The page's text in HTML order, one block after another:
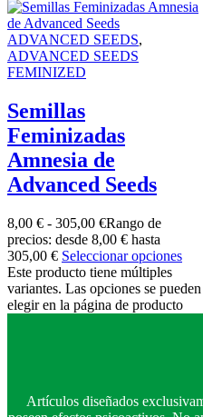
ADVANCED SEEDS,
ADVANCED SEEDS
FEMINIZED
Semillas
Feminizadas
Amnesia de
Advanced Seeds
8,00 € - 305,00 €Rango de
precios: desde 8,00 € hasta
305,00 € Seleccionar opciones
Este producto tiene múltiples
variantes. Las opciones se pueden
elegir en la página de producto
Artículos diseñados